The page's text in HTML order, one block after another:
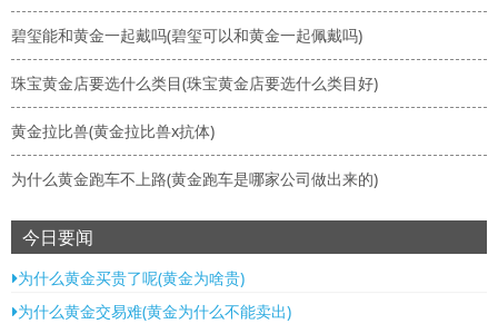
碧玺能和黄金一起戴吗(碧玺可以和黄金一起佩戴吗)
珠宝黄金店要选什么类目(珠宝黄金店要选什么类目好)
黄金拉比兽(黄金拉比兽x抗体)
为什么黄金跑车不上路(黄金跑车是哪家公司做出来的)
今日要闻
为什么黄金买贵了呢(黄金为啥贵)
为什么黄金交易难(黄金为什么不能卖出)